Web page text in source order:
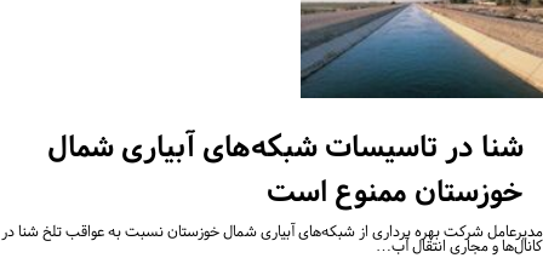
شنا در تاسیسات شبکه‌های آبیاری شمال
خوزستان ممنوع است
شرکت بهره برداری از شبکه‌های آبیاری شمال خوزستان نسبت به عواقب تلخ شنا در
و مجاری انتقال آب…